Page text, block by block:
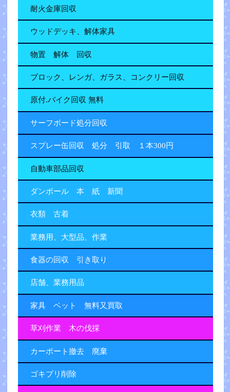
耐火金庫回収
ウッドデッキ、解体家具
物置 解体 回収
ブロック、レンガ、ガラス、コンクリー回収
原付.バイク回収 無料
サーフボード処分回収
スプレー缶回収 処分 引取 １本300円
自動車部品回収
ダンボール 本 紙 新聞
衣類 古着
業務用、大型品、作業
食器の回収 引き取り
店舗、業務用品
家具 ベット 無料又買取
草刈作業 木の伐採
カーポート撤去 廃棄
ゴキブリ削除